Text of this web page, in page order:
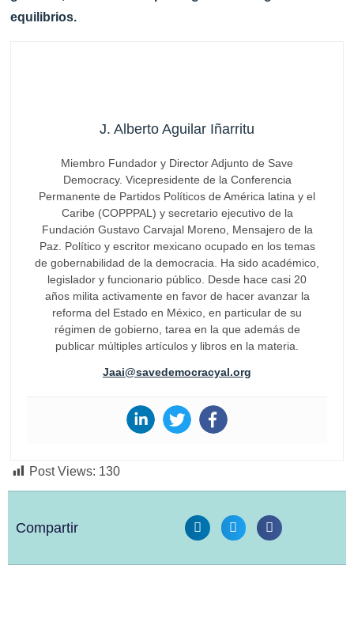
equilibrios.
J. Alberto Aguilar Iñarritu
Miembro Fundador y Director Adjunto de Save
Democracy. Vicepresidente de la Conferencia
Permanente de Partidos Políticos de América latina y el
Caribe (COPPPAL) y secretario ejecutivo de la
Fundación Gustavo Carvajal Moreno, Mensajero de la
Paz. Político y escritor mexicano ocupado en los temas
de gobernabilidad de la democracia. Ha sido académico,
legislador y funcionario público. Desde hace casi 20
años milita activamente en favor de hacer avanzar la
reforma del Estado en México, en particular de su
régimen de gobierno, tarea en la que además de
publicar múltiples artículos y libros en la materia.
Jaai@savedemocracyal.org
Post Views: 130
Compartir